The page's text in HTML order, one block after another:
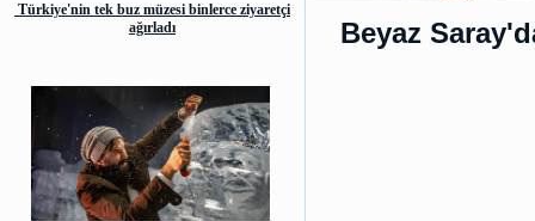
Türkiye'nin tek buz müzesi binlerce ziyaretçi
ağırladı
Beyaz